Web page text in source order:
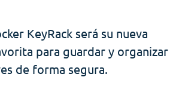
KeyRack será su nueva
para guardar y organizar
de forma segura.